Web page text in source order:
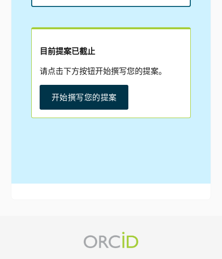
目前提案已截止
请点击下方按钮开始撰写您的提案。
开始撰写您的提案